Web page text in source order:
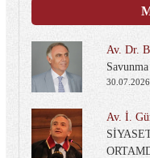
Av. Dr.
30.07.2026
Av. İ.